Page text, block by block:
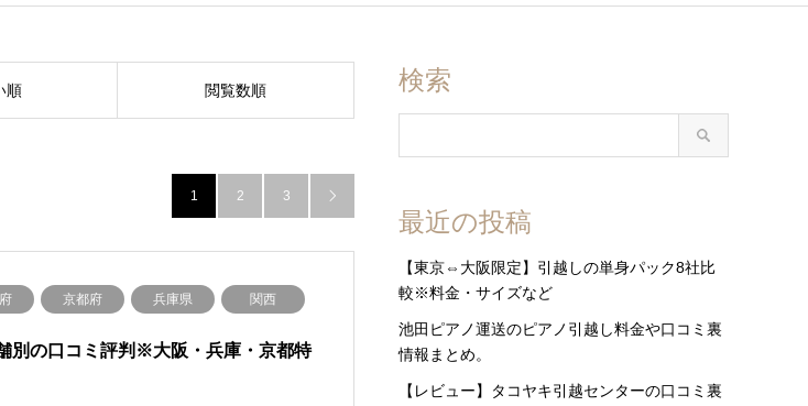
順 閲覧数順
1 2 3 
京都府 兵庫県 関西
別の口コミ評判※大阪・兵庫・京都特
検索
最近の投稿
【東京⇔大阪限定】引越しの単身パック8社比
較※料金・サイズなど
池田ピアノ運送のピアノ引越し料金や口コミ裏
情報まとめ。
【レビュー】タコヤキ引越センターの口コミ裏